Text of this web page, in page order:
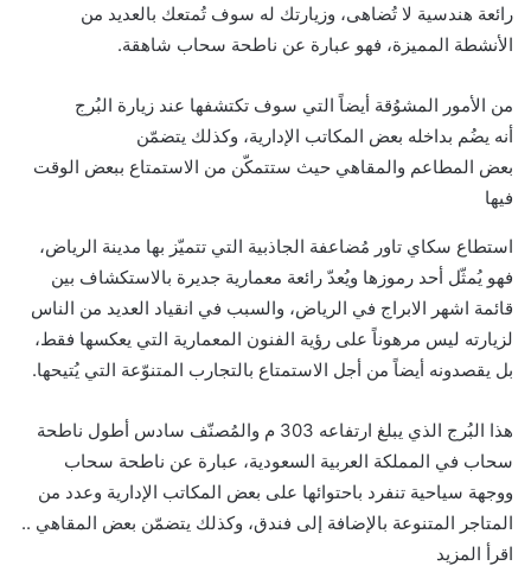
رائعة هندسية لا تُضاهى، وزيارتك له سوف تُمتعك بالعديد من
الأنشطة المميزة، فهو عبارة عن ناطحة سحاب شاهقة.
من الأمور المشوُقة أيضاً التي سوف تكتشفها عند زيارة البُرج
أنه يضُم بداخله بعض المكاتب الإدارية، وكذلك يتضمّن
بعض المطاعم والمقاهي حيث ستتمكّن من الاستمتاع ببعض الوقت
فيها
استطاع سكاي تاور مُضاعفة الجاذبية التي تتميّز بها مدينة الرياض،
فهو يُمثّل أحد رموزها ويُعدّ رائعة معمارية جديرة بالاستكشاف بين
قائمة اشهر الابراج في الرياض، والسبب في انقياد العديد من الناس
لزيارته ليس مرهوناً على رؤية الفنون المعمارية التي يعكسها فقط،
بل يقصدونه أيضاً من أجل الاستمتاع بالتجارب المتنوّعة التي يُتيحها.
هذا البُرج الذي يبلغ ارتفاعه 303 م والمُصنّف سادس أطول ناطحة
سحاب في المملكة العربية السعودية، عبارة عن ناطحة سحاب
ووجهة سياحية تنفرد باحتوائها على بعض المكاتب الإدارية وعدد من
المتاجر المتنوعة بالإضافة إلى فندق، وكذلك يتضمّن بعض المقاهي ..
اقرأ المزيد